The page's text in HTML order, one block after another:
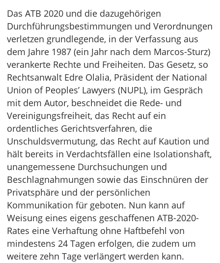
Das ATB 2020 und die dazugehörigen
Durchführungsbestimmungen und Verordnungen
verletzen grundlegende, in der Verfassung aus
dem Jahre 1987 (ein Jahr nach dem Marcos-Sturz)
verankerte Rechte und Freiheiten. Das Gesetz, so
Rechtsanwalt Edre Olalia, Präsident der National
Union of Peoples’ Lawyers (NUPL), im Gespräch
mit dem Autor, beschneidet die Rede- und
Vereinigungsfreiheit, das Recht auf ein
ordentliches Gerichtsverfahren, die
Unschuldsvermutung, das Recht auf Kaution und
hält bereits in Verdachtsfällen eine Isolationshaft,
unangemessene Durchsuchungen und
Beschlagnahmungen sowie das Einschnüren der
Privatsphäre und der persönlichen
Kommunikation für geboten. Nun kann auf
Weisung eines eigens geschaffenen ATB-2020-
Rates eine Verhaftung ohne Haftbefehl von
mindestens 24 Tagen erfolgen, die zudem um
weitere zehn Tage verlängert werden kann.